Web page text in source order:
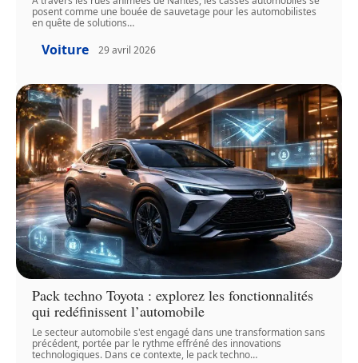
posent comme une bouée de sauvetage pour les automobilistes
en quête de solutions…
Voiture 29 avril 2026
Pack techno Toyota : explorez les fonctionnalités
qui redéfinissent l’automobile
Le secteur automobile s'est engagé dans une transformation sans
précédent, portée par le rythme effréné des innovations
technologiques. Dans ce contexte, le pack techno…